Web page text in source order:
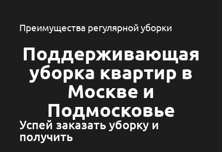
Преимущества регулярной уборки
Поддерживающая
уборка квартир в
Москве и
Подмосковье
Успей заказать уборку и
получить